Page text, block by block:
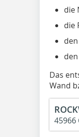
die
die
Das
Wand
45966